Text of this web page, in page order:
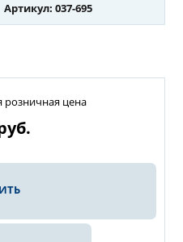
Артикул: 037-695
розничная цена